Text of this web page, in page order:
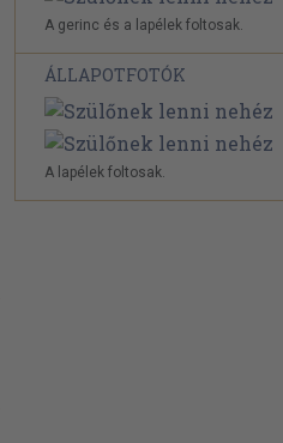
A gerinc és a lapélek foltosak.
ÁLLAPOTFOTÓK
A lapélek foltosak.